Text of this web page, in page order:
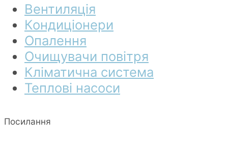
Вентиляція
Кондиціонери
Опалення
Очищувачи повітря
Кліматична система
Теплові насоси
Посилання